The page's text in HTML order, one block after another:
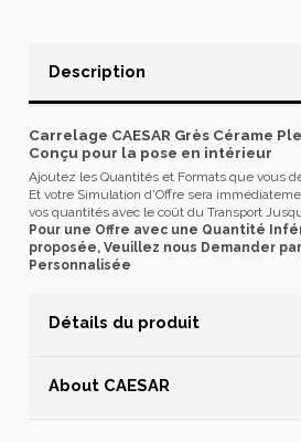
Description
Carrelage CAESAR Grès Cérame
Conçu pour la pose en intérieur
Ajoutez les Quantités et Formats que vous
Et votre Simulation d'Offre sera
vos quantités avec le coût du Transport
Pour une Offre avec une Quantité
proposée, Veuillez nous Demander
Personnalisée
Détails du produit
About CAESAR